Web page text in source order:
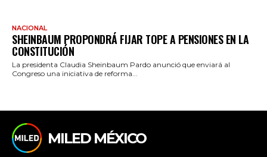
NACIONAL
SHEINBAUM PROPONDRÁ FIJAR TOPE A PENSIONES EN LA
CONSTITUCIÓN
La presidenta Claudia Sheinbaum Pardo anunció que enviará al
Congreso una iniciativa de reforma...
MILED MÉXICO